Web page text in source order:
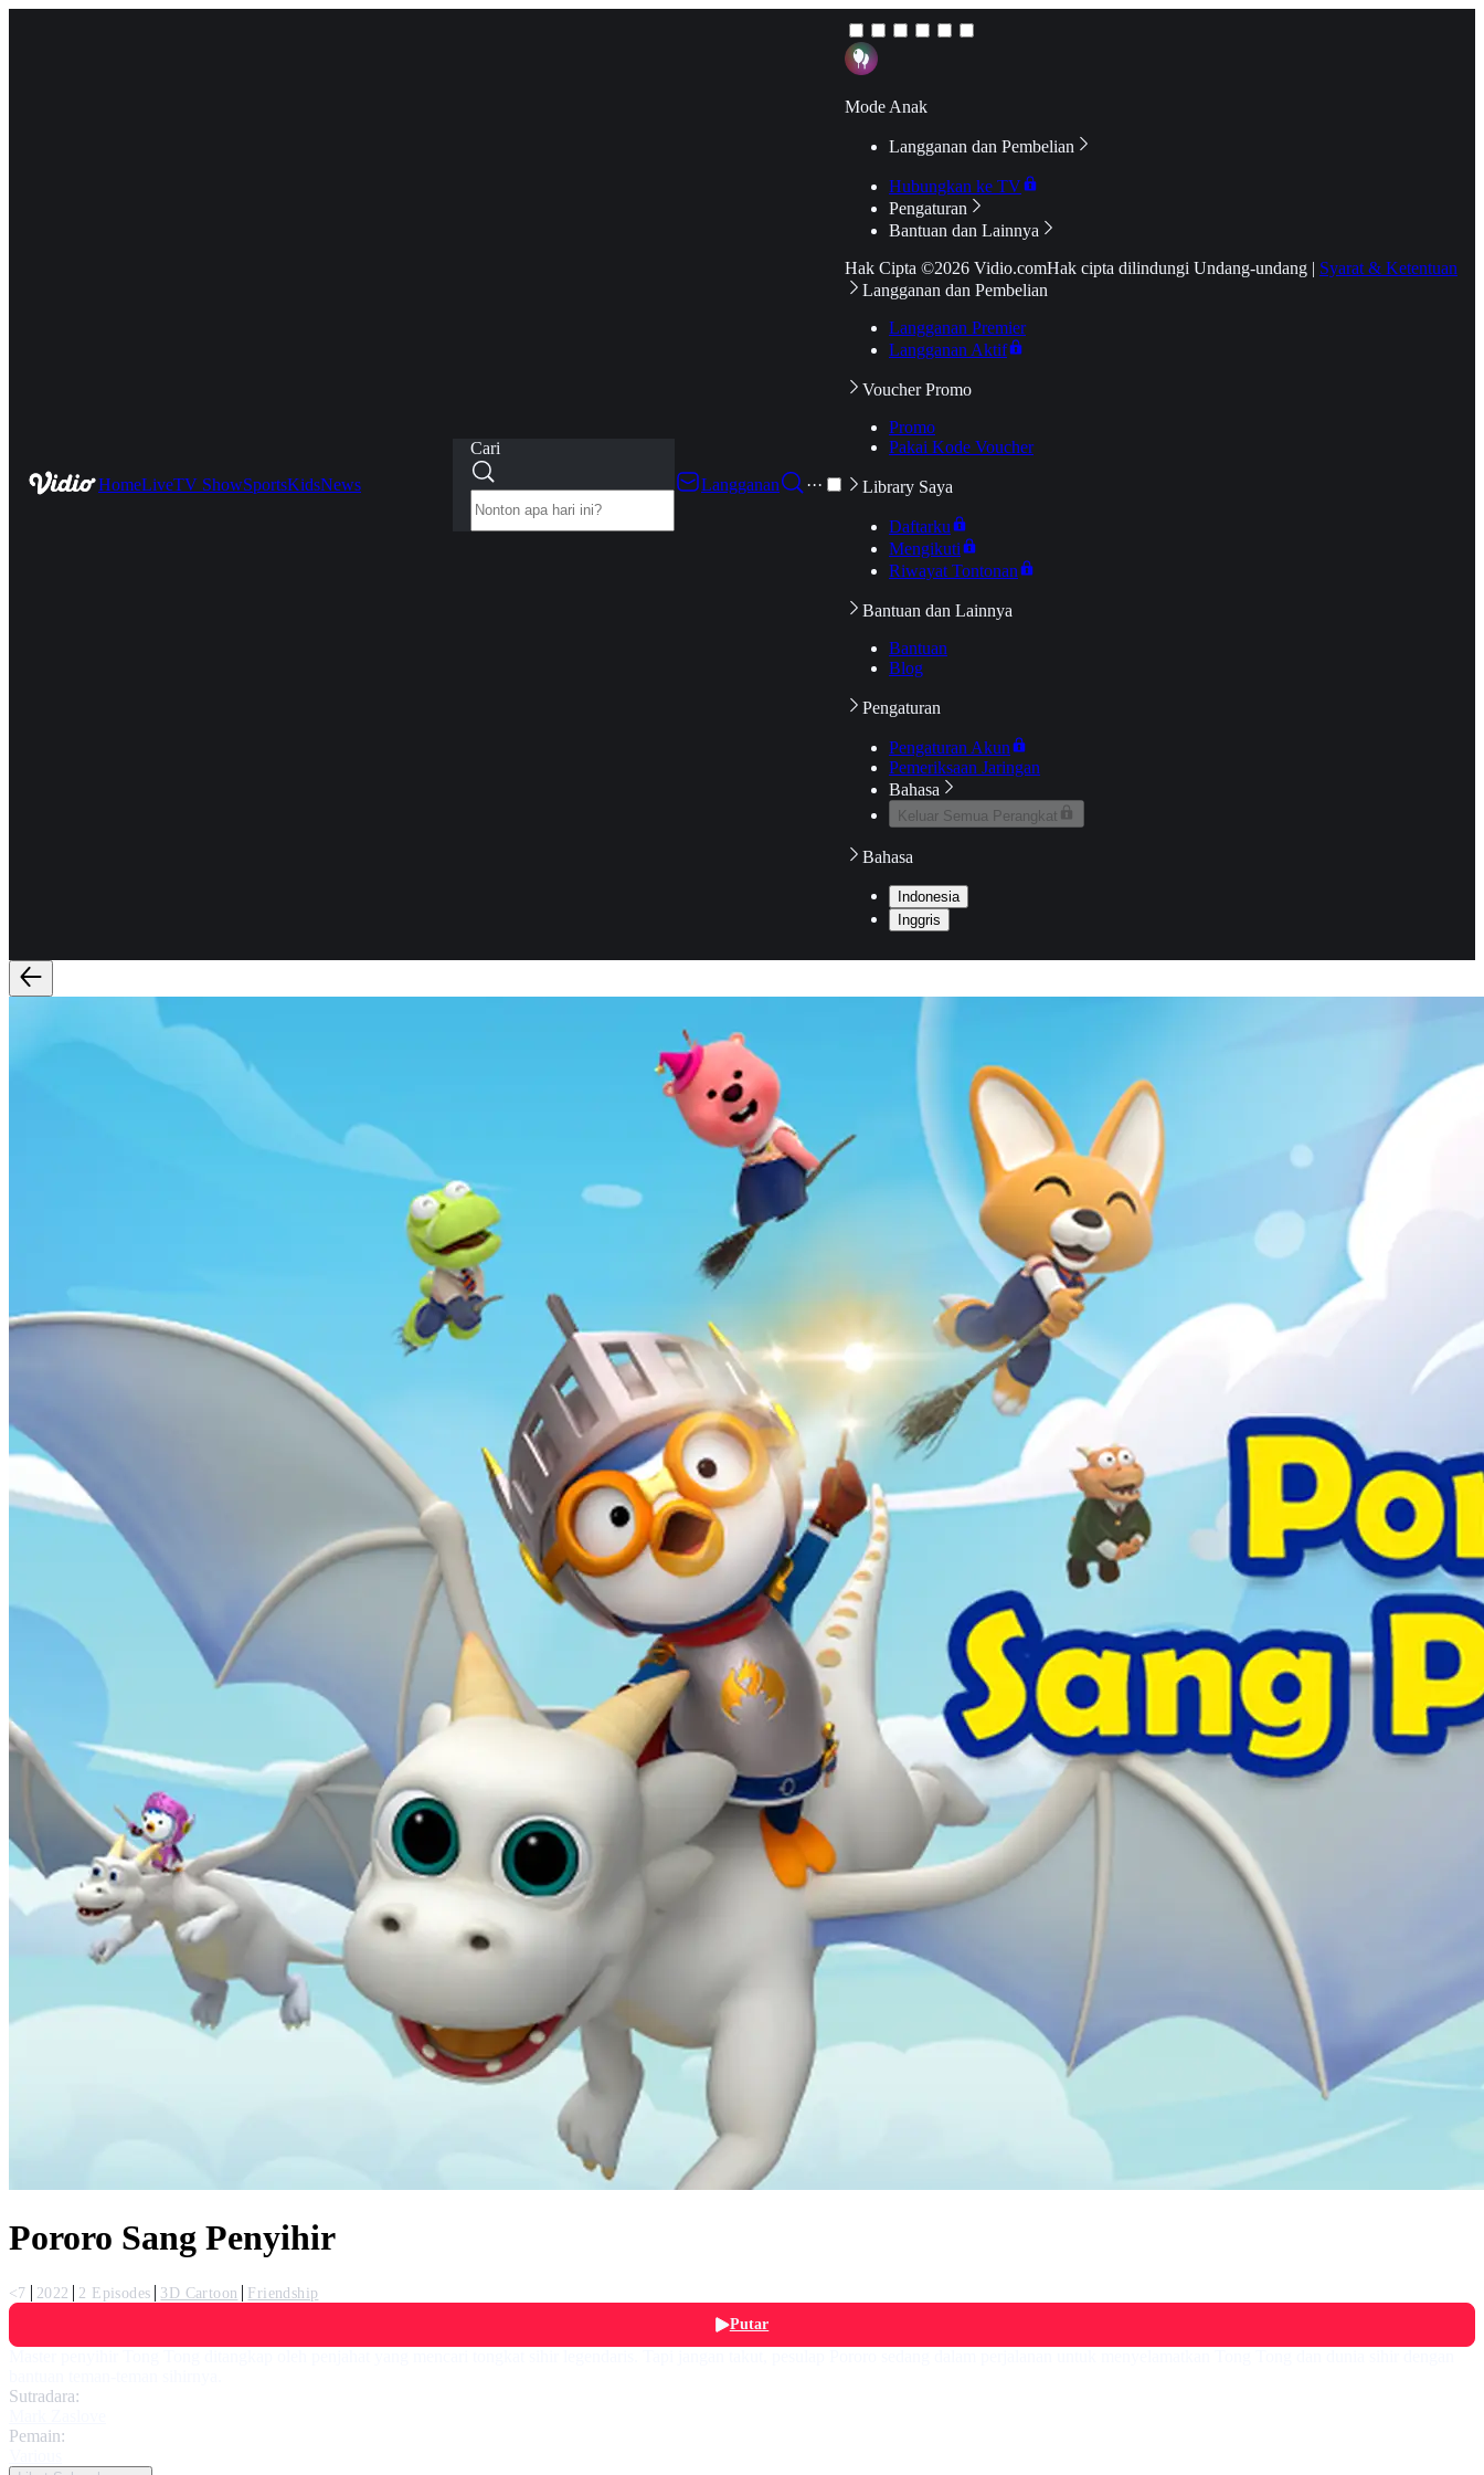
HomeLiveTV ShowSportsKidsNews
Cari
Langganan
···
Mode Anak
Langganan dan Pembelian
Hubungkan ke TV
Pengaturan
Bantuan dan Lainnya
Hak Cipta ©2026 Vidio.comHak cipta dilindungi Undang-undang | Syarat & Ketentuan
Langganan dan Pembelian
Langganan Premier
Langganan Aktif
Voucher Promo
Promo
Pakai Kode Voucher
Library Saya
Daftarku
Mengikuti
Riwayat Tontonan
Bantuan dan Lainnya
Bantuan
Blog
Pengaturan
Pengaturan Akun
Pemeriksaan Jaringan
Bahasa
Keluar Semua Perangkat
Bahasa
Indonesia
Inggris
Pororo Sang Penyihir
<7 2022 2 Episodes 3D Cartoon
Friendship
Putar
Sutradara:
Pemain: